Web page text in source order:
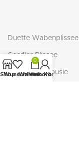
Duette Wabenplissee
Cosiflor Plissee
BasicLine Jalousie
Shop
Wunschliste
0
Warenkorb
Mein Konto